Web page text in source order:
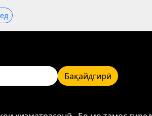
Бақайдгирӣ